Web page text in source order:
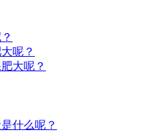
呢？
大呢？
什么呢？